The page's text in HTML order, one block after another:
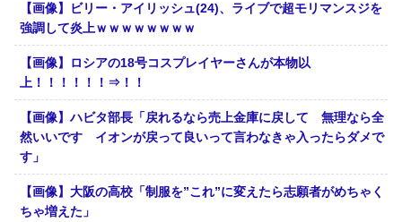
【画像】ビリー・アイリッシュ(24)、ライブで超モリマンスジを
強調して炎上ｗｗｗｗｗｗｗｗ
【画像】ロシアの18号コスプレイヤーさんが本物以
上！！！！！！⇒！！
【画像】ハビタ部長「戻れるなら売上金庫に戻して 無理なら全
然いいです イオンが戻って良いって言わなきゃ入ったらダメで
す」
【画像】大阪の高校「制服を”これ”に変えたら志願者がめちゃく
ちゃ増えた」